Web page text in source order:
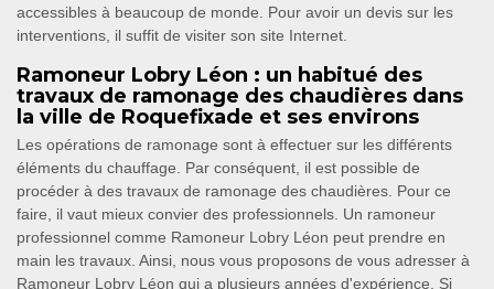
accessibles à beaucoup de monde. Pour avoir un devis sur les
interventions, il suffit de visiter son site Internet.
Ramoneur Lobry Léon : un habitué des
travaux de ramonage des chaudières dans
la ville de Roquefixade et ses environs
Les opérations de ramonage sont à effectuer sur les différents
éléments du chauffage. Par conséquent, il est possible de
procéder à des travaux de ramonage des chaudières. Pour ce
faire, il vaut mieux convier des professionnels. Un ramoneur
professionnel comme Ramoneur Lobry Léon peut prendre en
main les travaux. Ainsi, nous vous proposons de vous adresser à
Ramoneur Lobry Léon qui a plusieurs années d'expérience. Si